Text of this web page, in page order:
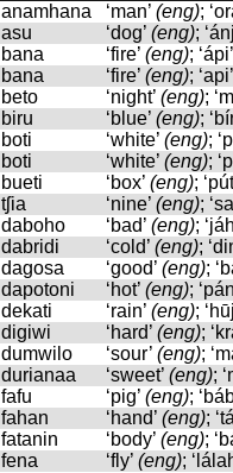
anamhana ‘man’ (eng);
asu ‘dog’ (eng);
bana ‘fire’ (eng); ‘ápi’
bana ‘fire’ (eng); ‘api’
beto ‘night’ (eng);
biru ‘blue’ (eng);
boti ‘white’ (eng);
boti ‘white’ (eng);
bueti ‘box’ (eng);
tʃia ‘nine’ (eng);
daboho ‘bad’ (eng);
dabridi ‘cold’ (eng);
daɡosa ‘good’ (eng);
dapotoni ‘hot’ (eng);
dekati ‘rain’ (eng);
diɡiwi ‘hard’ (eng);
dumwilo ‘sour’ (eng);
durianaa ‘sweet’ (eng);
fafu ‘pig’ (eng);
fahan ‘hand’ (eng);
fatanin ‘body’ (eng);
fena ‘fly’ (eng);